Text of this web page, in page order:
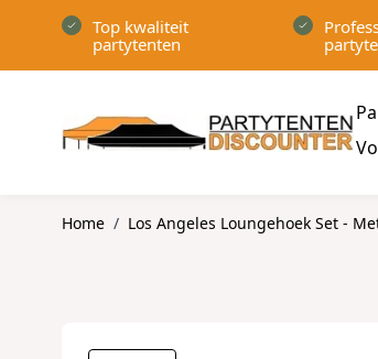
Top kwaliteit
partytenten
Home / Los Angeles Loungehoek Set -